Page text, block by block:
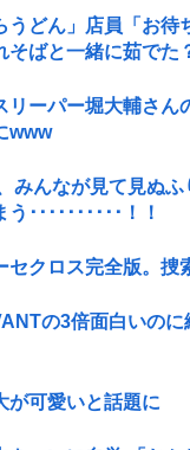
うどん」店員「お待
そばと一緒に茹でた
リーパー堀大輔さん
www
みんなが見て見ぬ
･･････････！！
クロス完全版。捜
の3倍面白いの
が可愛いと話題に